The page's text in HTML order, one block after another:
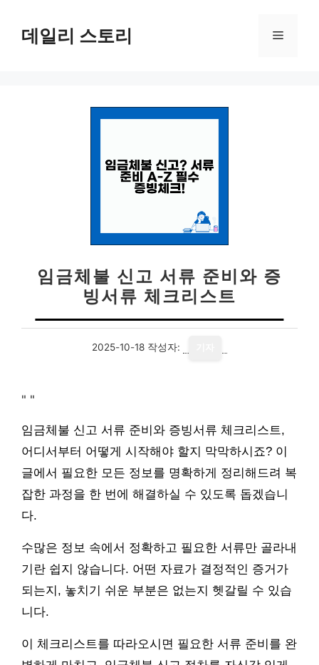
데일리 스토리 메
임금체불 신고 서류 준비와 증
빙서류 체크리스트
2025-10-18 작성자:
" "
임금체불 신고 서류 준비와 증빙서류 체크리스트,
어디서부터 어떻게 시작해야 할지 막막하시죠? 이
글에서 필요한 모든 정보를 명확하게 정리해드려 복
잡한 과정을 한 번에 해결하실 수 있도록 돕겠습니
다.
수많은 정보 속에서 정확하고 필요한 서류만 골라내
기란 쉽지 않습니다. 어떤 자료가 결정적인 증거가
되는지, 놓치기 쉬운 부분은 없는지 헷갈릴 수 있습
니다.
이 체크리스트를 따라오시면 필요한 서류 준비를 완